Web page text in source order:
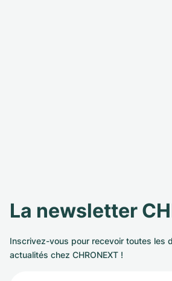
La newsletter
Inscrivez-vous pour recevoir toutes les
actualités chez CHRONEXT !